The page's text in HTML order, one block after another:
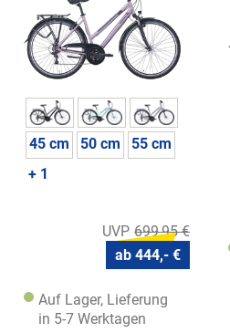
45 cm 50 cm
55 cm
+ 1
699,95 €
ab 444,- €
Auf Lager, Lieferung
in 5-7 Werktagen